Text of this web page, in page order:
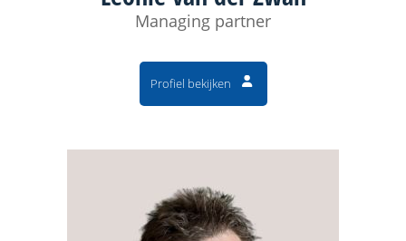
Managing partner
Profiel bekijken